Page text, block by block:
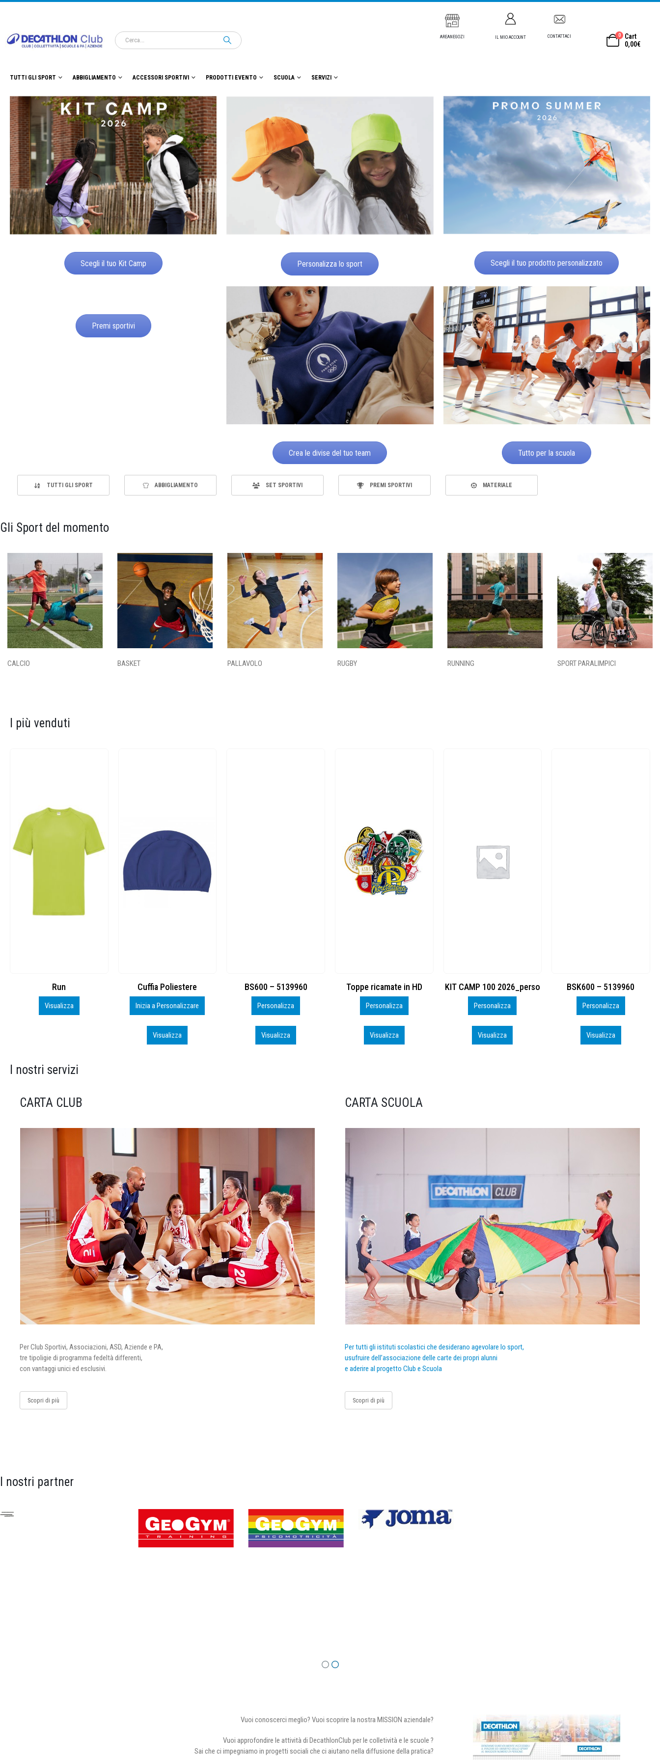
AREANEGOZI IL MIO ACCOUNT CONTATTACI 0
Cart
0,00€
TUTTI GLI SPORT ABBIGLIAMENTO ACCESSORI SPORTIVI PRODOTTI EVENTO SCUOLA SERVIZI
Scegli il tuo Kit Camp Personalizza lo sport Scegli il tuo prodotto personalizzato
Premi sportivi
Crea le divise del tuo team Tutto per la scuola
TUTTI GLI SPORT ABBIGLIAMENTO SET SPORTIVI PREMI SPORTIVI MATERIALE
Gli Sport del momento
CALCIO BASKET PALLAVOLO RUGBY RUNNING SPORT PARALIMPICI
I più venduti
Cuffia Poliestere
Inizia a Personalizzare
BS600 – 5139960
Personalizza
Visualizza
Toppe ricamate in HD
Personalizza
Visualizza
KIT CAMP 100 2026_perso
Personalizza
Visualizza
BSK600 – 5139960
Personalizza
Visualizza
DTF
Personalizza
Visualizza
I nostri servizi
CARTA CLUB
Per Club Sportivi, Associazioni, ASD, Aziende e PA,
tre tipoligie di programma fedeltà differenti,
con vantaggi unici ed esclusivi.
Scopri di più
CARTA SCUOLA
Per tutti gli istituti scolastici che desiderano agevolare lo sport,
usufruire dell’associazione delle carte dei propri alunni
e aderire al progetto Club e Scuola
Scopri di più
I nostri partner
Vuoi conoscerci meglio? Vuoi scoprire la nostra MISSION aziendale?
Vuoi approfondire le attività di DecathlonClub per le colletività e le scuole ?
Sai che ci impegniamo in progetti sociali che ci aiutano nella diffusione della pratica?